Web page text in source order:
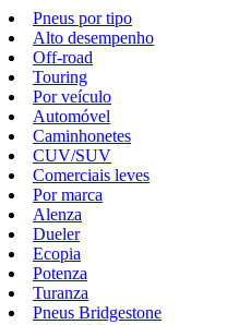
Pneus por tipo
Alto desempenho
Off-road
Touring
Por veículo
Automóvel
Caminhonetes
CUV/SUV
Comerciais leves
Por marca
Alenza
Dueler
Ecopia
Potenza
Turanza
Pneus Bridgestone